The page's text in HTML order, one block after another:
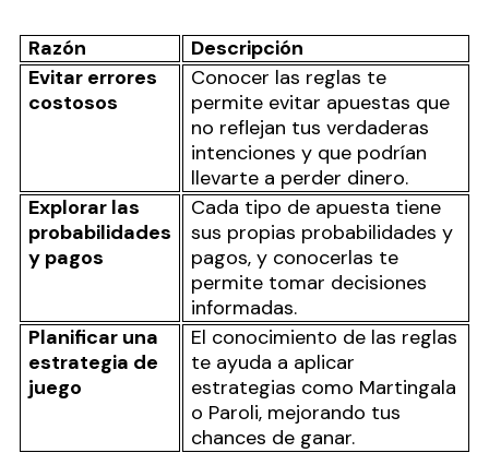
Razón
Descripción
Evitar errores
costosos
Conocer las reglas te
permite evitar apuestas que
no reflejan tus verdaderas
intenciones y que podrían
llevarte a perder dinero.
Explorar las
probabilidades
y pagos
Cada tipo de apuesta tiene
sus propias probabilidades y
pagos, y conocerlas te
permite tomar decisiones
informadas.
Planificar una
estrategia de
juego
El conocimiento de las reglas
te ayuda a aplicar
estrategias como Martingala
o Paroli, mejorando tus
chances de ganar.